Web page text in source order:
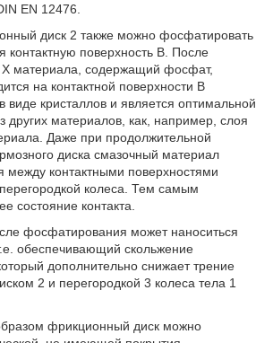
EN 12476.
диск 2 также можно фосфатировать
контактную поверхность B. После
материала, содержащий фосфат,
на контактной поверхности B
виде кристаллов и является оптимальной
других материалов, как, например, слоя
Даже при продолжительной
диска смазочный материал
между контактными поверхностями
колеса. Тем самым
состояние контакта.
фосфатирования может наноситься
обеспечивающий скольжение
дополнительно снижает трение
2 и перегородкой 3 колеса тела 1
фрикционный диск можно